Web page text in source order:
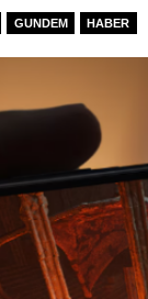
GUNDEM HABER